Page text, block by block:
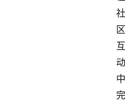
社
区
互
动
中
完